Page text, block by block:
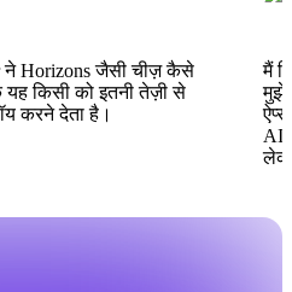
ने Horizons जैसी चीज़ कैसे
यह किसी को इतनी तेज़ी से
करने देता है।
मैं
मुझे
AI